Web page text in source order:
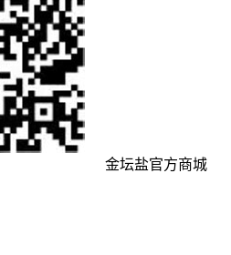
金坛盐官方商城